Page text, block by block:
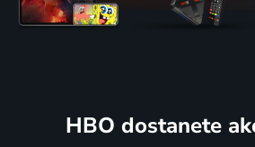
HBO dostanete